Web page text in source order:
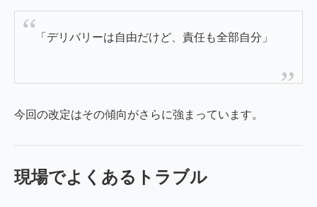
「デリバリーは自由だけど、責任も全部自分」
今回の改定はその傾向がさらに強まっています。
現場でよくあるトラブル